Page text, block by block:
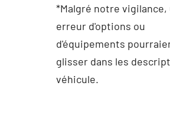
*Malgré notre vigilance,
erreur d'options ou
d'équipements
glisser dans les
véhicule.